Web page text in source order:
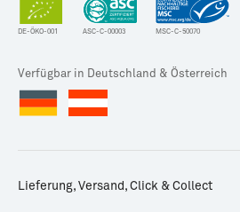
DE-ÖKO-001 ASC-C-00003 MSC-C-50070
Verfügbar in Deutschland & Österreich
Lieferung, Versand, Click & Collect